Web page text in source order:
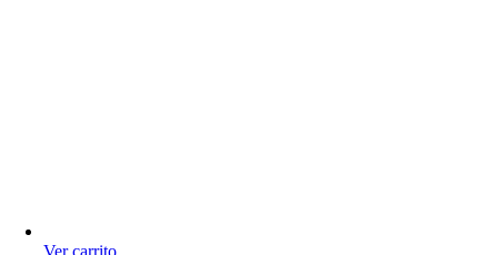
Ver carrito